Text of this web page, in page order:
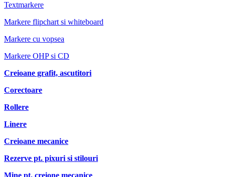
Textmarkere
Markere flipchart si whiteboard
Markere cu vopsea
Markere OHP si CD
Creioane grafit, ascutitori
Corectoare
Rollere
Linere
Creioane mecanice
Rezerve pt. pixuri si stilouri
Mine pt. creione mecanice